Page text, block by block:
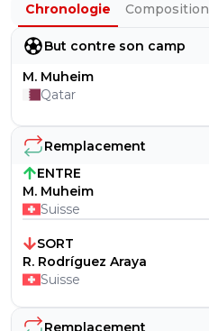
Chronologie Composition
But contre son camp
M. Muheim
Qatar
Remplacement
ENTRE
M. Muheim
Suisse
SORT
R. Rodríguez Araya
Suisse
Remplacement